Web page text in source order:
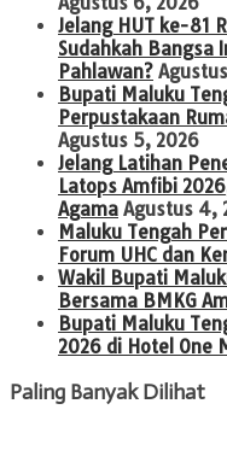
Jelang HUT ke-81
Sudahkah Bangsa
Pahlawan?
Bupati Maluku
Perpustakaan
Agustus 5, 2026
Jelang Latihan
Latops Amfibi
Agama Agustus 4,
Maluku Tengah
Forum UHC dan
Wakil Bupati
Bersama BMKG
Bupati Maluku
2026 di Hotel One
Paling Banyak Dilihat